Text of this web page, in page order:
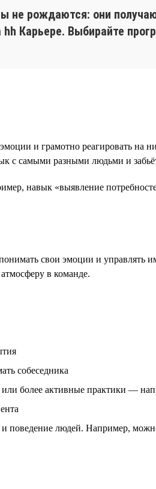
рождаются: они
hh Карьере. Выбирайте
и грамотно реагировать
самыми разными людьми и
навык «выявление
свои эмоции и управлять
в команде.
собеседника
или более активные практики —
поведение людей. Например,